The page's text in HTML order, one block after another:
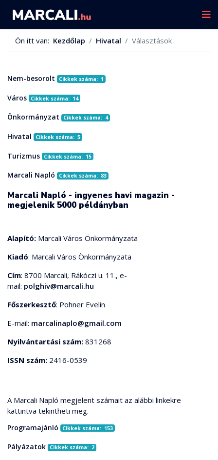
Ön itt van: Kezdőlap Hivatal Választások
Nem-besorolt Cikkek száma: 1
Város Cikkek száma: 14
Önkormányzat Cikkek száma: 4
Hivatal Cikkek száma: 5
Turizmus Cikkek száma: 15
Marcali Napló Cikkek száma: 83
Marcali Napló - ingyenes havi magazin -
megjelenik 5000 példányban
Alapító: Marcali Város Önkormányzata
Kiadó: Marcali Város Önkormányzata
Cím: 8700 Marcali, Rákóczi u. 11., e-
mail: polghiv@marcali.hu
Főszerkesztő: Pohner Evelin
E-mail: marcalinaplo@gmail.com
Nyilvántartási szám: 831268
ISSN szám: 2416-0539
A Marcali Napló megjelent számait az alábbi linkekre
kattintva tekintheti meg.
Programajánló Cikkek száma: 153
Pályázatok Cikkek száma: 2